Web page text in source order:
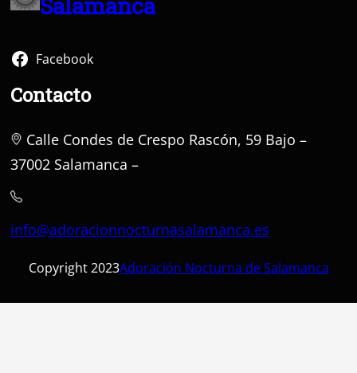
Salamanca
Facebook
Contacto
Calle Condes de Crespo Rascón, 59 Bajo –
37002 Salamanca –
info@adoracionnocturnasalamanca.es
Copyright 2023Adoración Nocturna de Salamanca